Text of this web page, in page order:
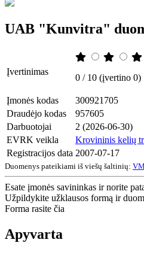
UAB "Kunvitra"
Įvertinimas
0 / 10 (įvertino 0)
Įmonės kodas
300921705
Draudėjo kodas
957605
Darbuotojai
2 (2026-06-30)
EVRK veikla
Krovininis kelių
Registracijos data 2007-07-17
Duomenys pateikiami iš viešų šaltinių:
Esate įmonės savininkas ir norite
Užpildykite užklausos formą ir
Forma rasite čia
Apyvarta